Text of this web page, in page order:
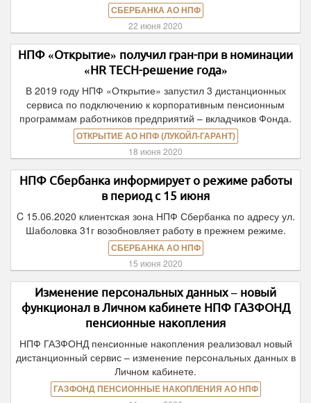
СБЕРБАНКА АО НПФ
22 июня 2020
НПФ «Открытие» получил гран-при в номинации
«HR TECH-решение года»
В 2019 году НПФ «Открытие» запустил 3 дистанционных
сервиса по подключению к корпоративным пенсионным
программам работников предприятий – вкладчиков Фонда.
ОТКРЫТИЕ АО НПФ (ЛУКОЙЛ-ГАРАНТ)
18 июня 2020
НПФ Сбербанка информирует о режиме работы
в период с 15 июня
C 15.06.2020 клиентская зона НПФ Сбербанка по адресу ул.
Шаболовка 31г возобновляет работу в прежнем режиме.
СБЕРБАНКА АО НПФ
15 июня 2020
Изменение персональных данных – новый
функционал в Личном кабинете НПФ ГАЗФОНД
пенсионные накопления
НПФ ГАЗФОНД пенсионные накопления реализовал новый
дистанционный сервис – изменение персональных данных в
Личном кабинете.
ГАЗФОНД ПЕНСИОННЫЕ НАКОПЛЕНИЯ АО НПФ